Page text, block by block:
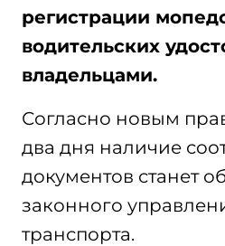
регистрации
водительских
владельцами.
Согласно новым
два дня наличие
документов станет
законного
транспорта.